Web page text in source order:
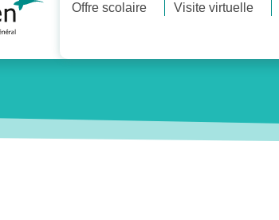
Offre scolaire Visite virtuelle